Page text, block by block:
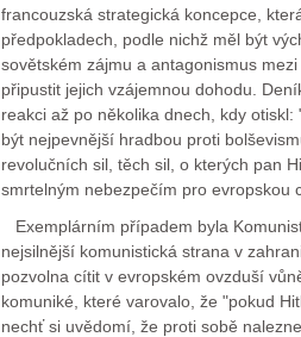
francouzská strategická koncepce,
předpokladech, podle nichž měl být
sovětském zájmu a antagonismus
připustit jejich vzájemnou dohodu.
reakci až po několika dnech, kdy
být nejpevnější hradbou proti
revolučních sil, těch sil, o kterých pan
smrtelným nebezpečím pro evropskou
Exemplárním případem byla
nejsilnější komunistická strana v
pozvolna cítit v evropském ovzduší
komuniké, které varovalo, že "pokud
nechť si uvědomí, že proti sobě